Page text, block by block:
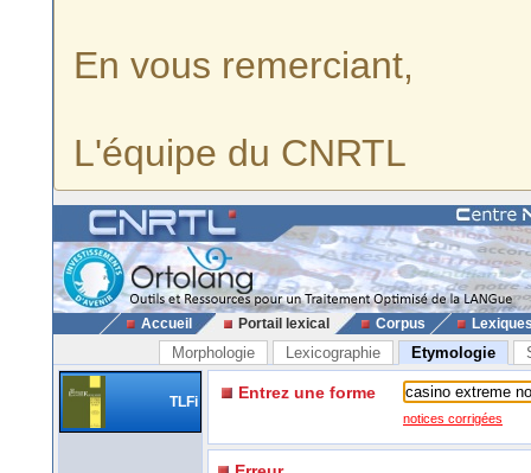
En vous remerciant,
L'équipe du CNRTL
Accueil Portail lexical Corpus
Morphologie Lexicographie Etymologie
TLFi Entrez une forme
notices corrigées